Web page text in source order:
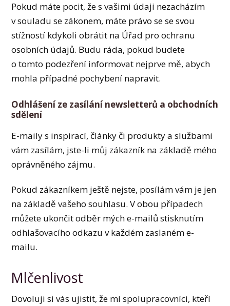
Pokud máte pocit, že s vašimi údaji nezacházím
v souladu se zákonem, máte právo se se svou
stížností kdykoli obrátit na Úřad pro ochranu
osobních údajů. Budu ráda, pokud budete
o tomto podezření informovat nejprve mě, abych
mohla případné pochybení napravit.
Odhlášení ze zasílání newsletterů a obchodních
sdělení
E-maily s inspirací, články či produkty a službami
vám zasílám, jste-li můj zákazník na základě mého
oprávněného zájmu.
Pokud zákazníkem ještě nejste, posílám vám je jen
na základě vašeho souhlasu. V obou případech
můžete ukončit odběr mých e-mailů stisknutím
odhlašovacího odkazu v každém zaslaném e-
mailu.
Mlčenlivost
Dovoluji si vás ujistit, že mí spolupracovníci, kteří